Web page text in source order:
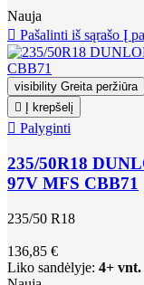
Nauja
 Pašalinti iš sąrašo Į
visibility Greita peržiūra
 Į krepšelį
 Palyginti
235/50R18
97V MFS CBB71
235/50 R18
136,85 €
Liko sandėlyje: 4+ vnt.